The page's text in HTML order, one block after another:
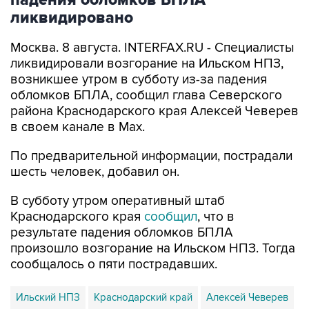
ликвидировано
Москва. 8 августа. INTERFAX.RU - Специалисты
ликвидировали возгорание на Ильском НПЗ,
возникшее утром в субботу из-за падения
обломков БПЛА, сообщил глава Северского
района Краснодарского края Алексей Чеверев
в своем канале в Max.
По предварительной информации, пострадали
шесть человек, добавил он.
В субботу утром оперативный штаб
Краснодарского края сообщил, что в
результате падения обломков БПЛА
произошло возгорание на Ильском НПЗ. Тогда
сообщалось о пяти пострадавших.
Ильский НПЗ Краснодарский край Алексей Чеверев